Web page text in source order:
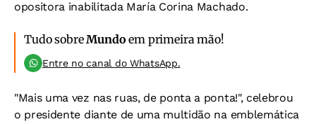
opositora inabilitada María Corina Machado.
Tudo sobreMundo em primeira mão!
Entre no canal do WhatsApp.
"Mais uma vez nas ruas, de ponta a ponta!", celebrou
o presidente diante de uma multidão na emblemática